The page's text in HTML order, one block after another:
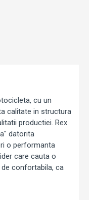
cu un
calitate in structura
productiei. Rex
datorita
o performanta
care cauta o
confortabila, ca